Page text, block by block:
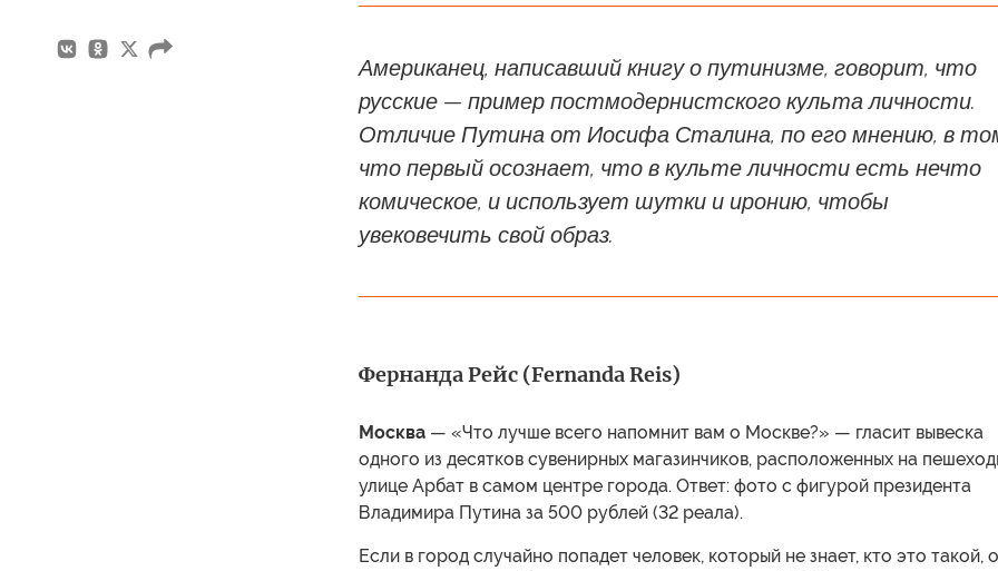
Американец, написавший книгу о путинизме, говорит, что
русские — пример постмодернистского культа личности.
Отличие Путина от Иосифа Сталина, по его мнению, в
что первый осознает, что в культе личности есть нечто
комическое, и использует шутки и иронию, чтобы
увековечить свой образ.
Фернанда Рейс (Fernanda Reis)
Москва — «Что лучше всего напомнит вам о Москве?» — гласит вывеска
одного из десятков сувенирных магазинчиков, расположенных на
улице Арбат в самом центре города. Ответ: фото с фигурой президента
Владимира Путина за 500 рублей (32 реала).
Если в город случайно попадет человек, который не знает, кто это такой,